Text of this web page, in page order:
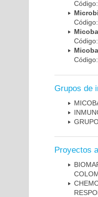
Grupos de
Proyectos